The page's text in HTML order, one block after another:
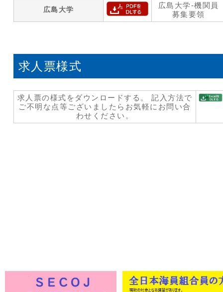
広島大学
広島大学-機関員
募集要領
求人票様式
求人票の様式をダウンロードする。 記入方法で
ご不明な点等ございましたらお気軽にお問い合
わせください。